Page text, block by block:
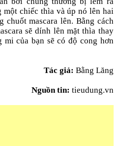
một chiếc thìa và úp nó lên hai
chuốt mascara lên. Bằng cách
sẽ dính lên mặt thìa thay
mi của bạn sẽ có độ cong hơn
Tác giả: Bằng Lăng
Nguồn tin: tieudung.vn